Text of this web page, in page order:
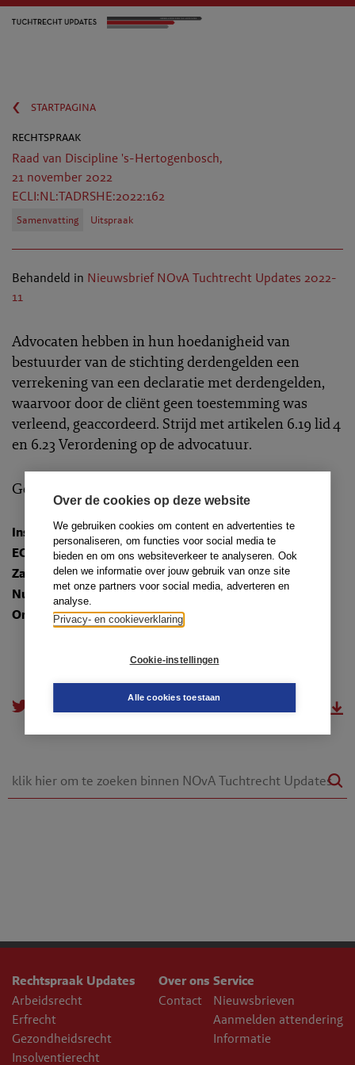
Over de cookies op deze website
We gebruiken cookies om content en advertenties te
personaliseren, om functies voor social media te
bieden en om ons websiteverkeer te analyseren. Ook
delen we informatie over jouw gebruik van onze site
met onze partners voor social media, adverteren en
analyse.
Privacy- en cookieverklaring
Cookie-instellingen
Alle cookies toestaan
‹
startpagina
rechtspraak
Raad van Discipline 's-Hertogenbosch,
21 november 2022
ECLI:NL:TADRSHE:2022:162
Samenvatting Uitspraak
Behandeld in Nieuwsbrief NOvA Tuchtrecht Updates 2022-
11
Advocaten hebben in hun hoedanigheid van
bestuurder van de stichting derdengelden een
verrekening van een declaratie met derdengelden,
waarvoor door de cliënt geen toestemming was
verleend, geaccordeerd. Strijd met artikelen 6.19 lid 4
en 6.23 Verordening op de advocatuur.
Gegrond, berisping
Instantie:Raad van Discipline 's-Hertogenbosch
ECLI
ECLI:NL:TADRSHE:2022:162
Zaaknummer: 22-017/DB/OB
Nummer: TR-2022-1019
Onderwerpen:6.5.3. Overige
doorsturen download.pdf
Rechtspraak Updates
Arbeidsrecht
Erfrecht
Gezondheidsrecht
Insolventierecht
Over ons
Contact
Service
Nieuwsbrieven
Aanmelden attendering
Informatie